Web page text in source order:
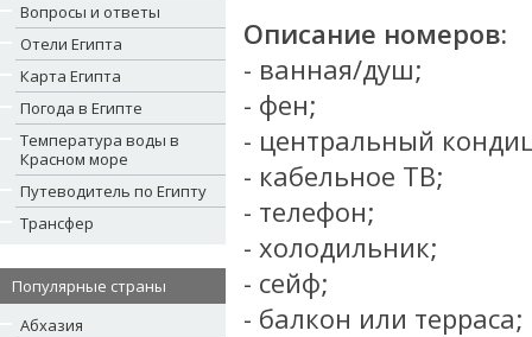
Вопросы и ответы
Отели Египта
Карта Египта
Погода в Египте
Температура воды в
Красном море
Путеводитель по Египту
Трансфер
Популярные страны
Абхазия
Описание номеров:
- ванная/душ;
- фен;
- центральный
- кабельное ТВ;
- телефон;
- холодильник;
- сейф;
- балкон или терраса;